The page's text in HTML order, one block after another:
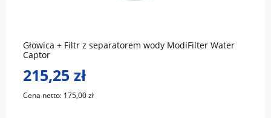
Głowica + Filtr z separatorem wody ModiFilter Water
Captor
215,25 zł
Cena netto: 175,00 zł